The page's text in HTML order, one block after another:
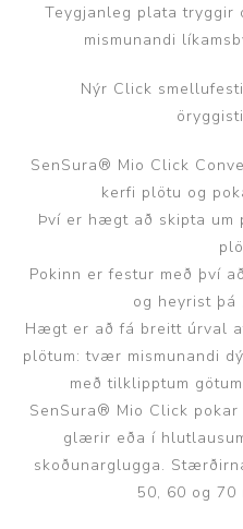
Teygjanleg plata tryggir
mismunandi
Nýr Click
SenSura® Mio Click
kerfi plötu og
Því er hægt að skipta um
Pokinn er festur með því
og heyrist þá
Hægt er að fá breitt úrval
plötum: tvær mismunandi
með tilklipptum
SenSura® Mio Click
glærir eða í
skoðunarglugga.
50, 60 og 70